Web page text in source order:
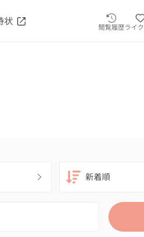
状 閲覧履歴ライ